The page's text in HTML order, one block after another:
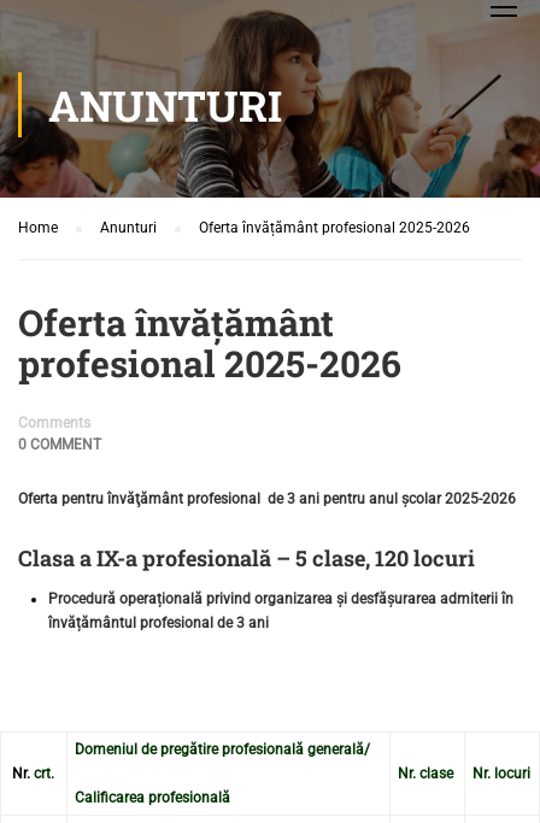
ANUNTURI
Home Anunturi Oferta învățământ profesional 2025-2026
Oferta învățământ
profesional 2025-2026
Comments
0 COMMENT
Oferta pentru învăţământ profesional de 3 ani pentru anul școlar 2025-2026
Clasa a IX-a profesională – 5 clase, 120 locuri
Procedură operațională privind organizarea și desfășurarea admiterii în
învățământul profesional de 3 ani
Nr. crt.
Domeniul de pregătire profesională generală/
Calificarea profesională
Nr. clase Nr. locuri